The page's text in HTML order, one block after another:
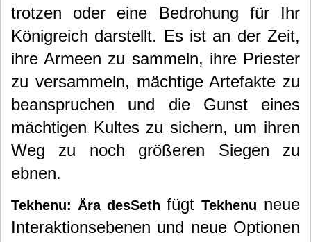
trotzen oder eine Bedrohung für Ihr
Königreich darstellt. Es ist an der Zeit,
ihre Armeen zu sammeln, ihre Priester
zu versammeln, mächtige Artefakte zu
beanspruchen und die Gunst eines
mächtigen Kultes zu sichern, um ihren
Weg zu noch größeren Siegen zu
ebnen.
Tekhenu: Ära desSeth fügt Tekhenu neue
Interaktionsebenen und neue Optionen